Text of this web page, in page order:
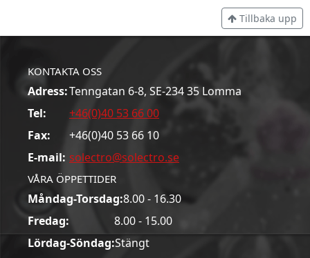
Tillbaka upp
KONTAKTA OSS
Adress:Tenngatan 6-8, SE-234 35 Lomma
Tel:
+46(0)40 53 66 00
Fax:
+46(0)40 53 66 10
E-mail: solectro@solectro.se
VÅRA ÖPPETTIDER
Måndag-Torsdag:8.00 - 16.30
Fredag:
8.00 - 15.00
Lördag-Söndag:Stängt